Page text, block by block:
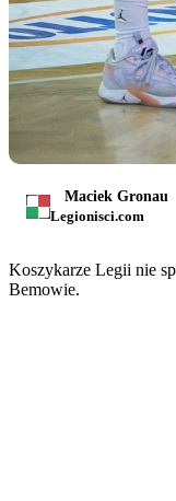
Maciek Gronau
Legionisci.com
Koszykarze Legii nie
Bemowie.